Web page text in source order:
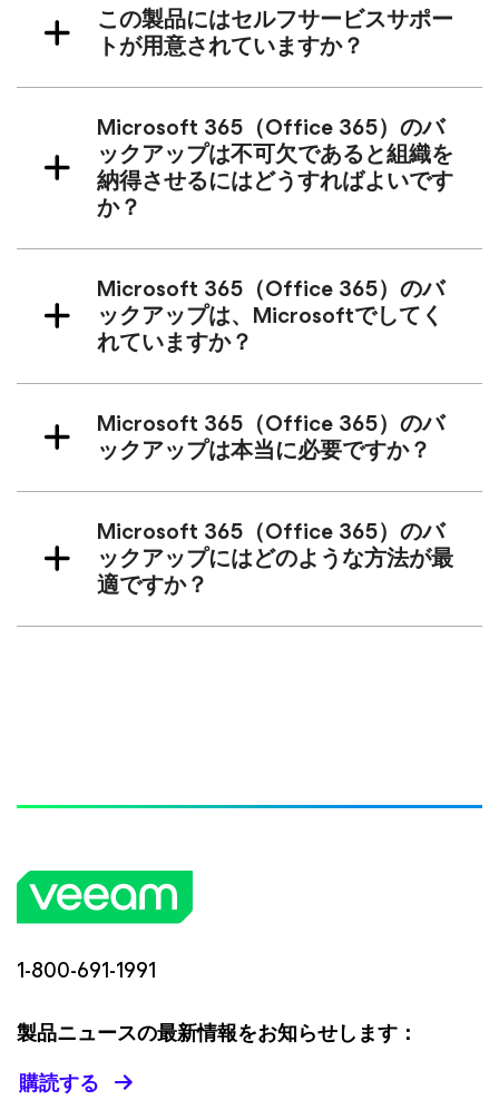
この製品にはセルフサービスサポー
トが用意されていますか？
Microsoft 365（Office 365）のバ
ックアップは不可欠であると組織を
納得させるにはどうすればよいです
か？
Microsoft 365（Office 365）のバ
ックアップは、Microsoftでしてく
れていますか？
Microsoft 365（Office 365）のバ
ックアップは本当に必要ですか？
Microsoft 365（Office 365）のバ
ックアップにはどのような方法が最
適ですか？
1-800-691-1991
製品ニュースの最新情報をお知らせします：
購読する